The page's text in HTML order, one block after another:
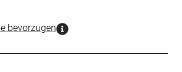
bevorzugen